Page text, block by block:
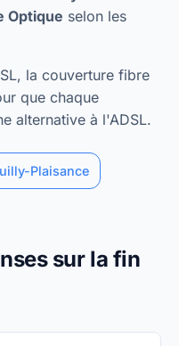
Optique selon les
la couverture fibre
que chaque
alternative à l'ADSL.
Plaisance
sur la fin